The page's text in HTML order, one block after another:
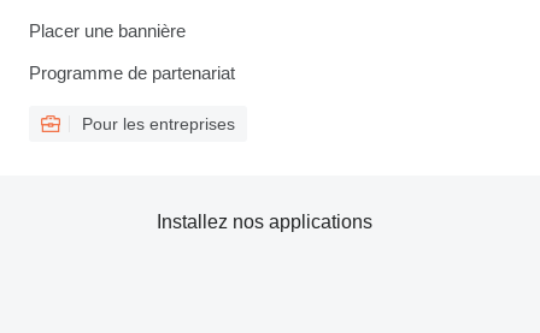
Placer une bannière
Programme de partenariat
Pour les entreprises
Installez nos applications